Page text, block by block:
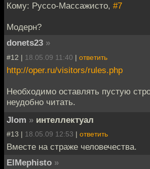
Кому: Руссо-Массажисто, #7
Модерн?
donets23 »
#12 | 18.05.09 11:40 | ответить
http://oper.ru/visitors/rules.php
Необходимо оставлять пустую
неудобно читать.
Jlom » интеллектуал
#13 | 18.05.09 12:53 | ответить
Вместе на страже человечества.
ElMephisto »